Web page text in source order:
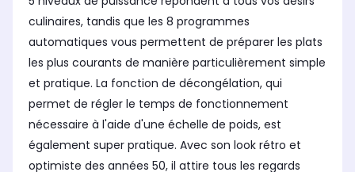
Maintien au chaud
Oui Non
culinaires, tandis que les 8 programmes
automatiques vous permettent de préparer les plats
les plus courants de manière particulièrement simple
et pratique. La fonction de décongélation, qui
permet de régler le temps de fonctionnement
nécessaire à l'aide d'une échelle de poids, est
également super pratique. Avec son look rétro et
optimiste des années 50, il attire tous les regards